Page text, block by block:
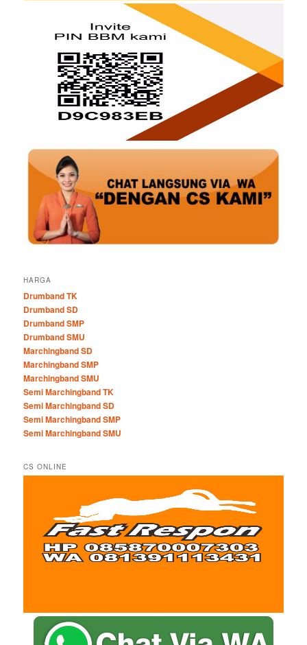
HARGA
Drumband TK
Drumband SD
Drumband SMP
Drumband SMU
Marchingband SD
Marchingband SMP
Marchingband SMU
Semi Marchingband TK
Semi Marchingband SD
Semi Marchingband SMP
Semi Marchingband SMU
CS ONLINE